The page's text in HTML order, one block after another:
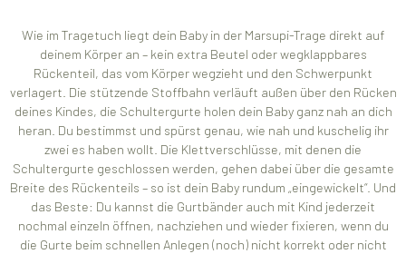
Wie im Tragetuch liegt dein Baby in der Marsupi-Trage direkt auf
deinem Körper an – kein extra Beutel oder wegklappbares
Rückenteil, das vom Körper wegzieht und den Schwerpunkt
verlagert. Die stützende Stoffbahn verläuft außen über den Rücken
deines Kindes, die Schultergurte holen dein Baby ganz nah an dich
heran. Du bestimmst und spürst genau, wie nah und kuschelig ihr
zwei es haben wollt. Die Klettverschlüsse, mit denen die
Schultergurte geschlossen werden, gehen dabei über die gesamte
Breite des Rückenteils – so ist dein Baby rundum „eingewickelt“. Und
das Beste: Du kannst die Gurtbänder auch mit Kind jederzeit
nochmal einzeln öffnen, nachziehen und wieder fixieren, wenn du
die Gurte beim schnellen Anlegen (noch) nicht korrekt oder nicht